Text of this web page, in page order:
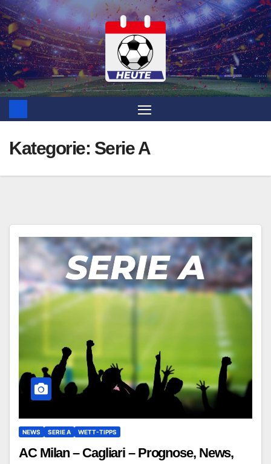
Zum
Inhalt
springen
Kategorie: Serie A
NEWS SERIE A WETT-TIPPS
AC Milan – Cagliari – Prognose, News,